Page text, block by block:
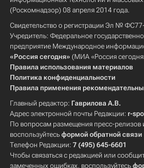
(Роскомнадзор) 08 апреля 2014 года.
Свидетельство о регистрации Эл №
Учредитель: Федеральное
предприятие Международное
«Россия сегодня» (МИА «Россия
Правила использования материалов
Политика конфиденциальности
Правила применения
Главный редактор: Гаврилова А.В.
Адрес электронной почты Редакции: r-
По вопросам размещения пресс-релизов
воспользуйтесьформой обратной связи
Телефон Редакции: 7 (495) 645-6601
Чтобы связаться с редакцией или
замеченных ошибках, воспользуйтесь